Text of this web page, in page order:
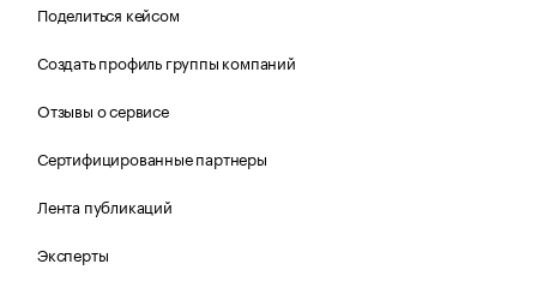
Поделиться кейсом
Создать профиль группы компаний
Отзывы о сервисе
Сертифицированные партнеры
Лента публикаций
Эксперты